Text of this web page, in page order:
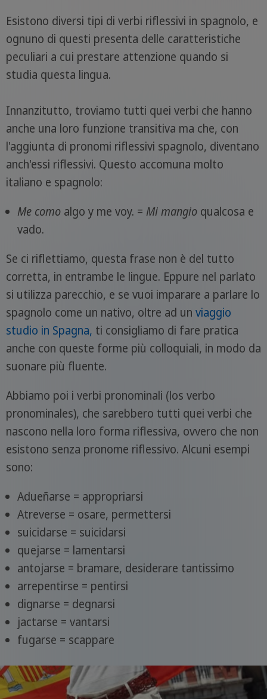
Esistono diversi tipi di verbi riflessivi in spagnolo, e
ognuno di questi presenta delle caratteristiche
peculiari a cui prestare attenzione quando si
studia questa lingua.
Innanzitutto, troviamo tutti quei verbi che hanno
anche una loro funzione transitiva ma che, con
l'aggiunta di pronomi riflessivi spagnolo, diventano
anch'essi riflessivi. Questo accomuna molto
italiano e spagnolo:
Me comoalgo y me voy. = Mi mangioqualcosa e
vado.
Se ci riflettiamo, questa frase non è del tutto
corretta, in entrambe le lingue. Eppure nel parlato
si utilizza parecchio, e se vuoi imparare a parlare lo
spagnolo come un nativo, oltre ad un viaggio
studio in Spagna, ti consigliamo di fare pratica
anche con queste forme più colloquiali, in modo da
suonare più fluente.
Abbiamo poi i verbi pronominali (los verbo
pronominales), che sarebbero tutti quei verbi che
nascono nella loro forma riflessiva, ovvero che non
esistono senza pronome riflessivo. Alcuni esempi
sono:
Adueñarse = appropriarsi
Atreverse = osare, permettersi
suicidarse = suicidarsi
quejarse = lamentarsi
antojarse = bramare, desiderare tantissimo
arrepentirse = pentirsi
dignarse = degnarsi
jactarse = vantarsi
fugarse = scappare